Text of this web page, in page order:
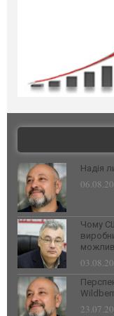
Надія
Чому